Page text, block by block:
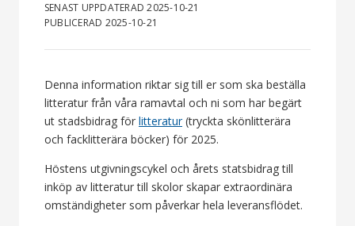
SENAST UPPDATERAD 2025-10-21
PUBLICERAD 2025-10-21
Denna information riktar sig till er som ska beställa
litteratur från våra ramavtal och ni som har begärt
ut stadsbidrag för litteratur(tryckta skönlitterära
och facklitterära böcker) för 2025.
Höstens utgivningscykel och årets statsbidrag till
inköp av litteratur till skolor skapar extraordinära
omständigheter som påverkar hela leveransflödet.